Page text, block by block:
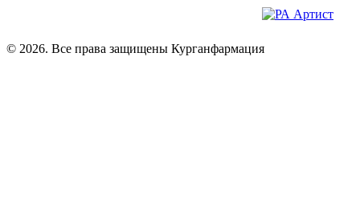
© 2026. Все права защищены Курганфармация